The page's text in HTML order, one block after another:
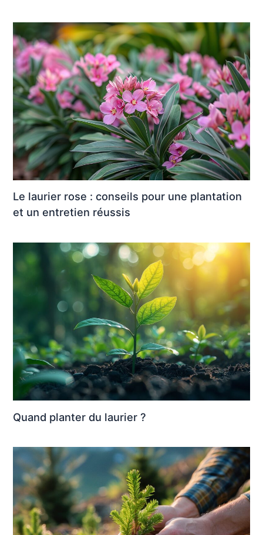
Le laurier rose : conseils pour une plantation
et un entretien réussis
Quand planter du laurier ?